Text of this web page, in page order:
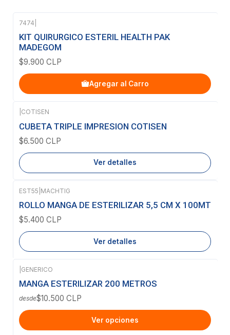
7474
KIT QUIRURGICO ESTERIL HEALTH PAK
MADEGOM
$9.900 CLP
Agregar al Carro
Agotado
COTISEN
CUBETA TRIPLE IMPRESION COTISEN
$6.500 CLP
Ver detalles
Agotado
EST55 MACHTIG
ROLLO MANGA DE ESTERILIZAR 5,5 CM X 100MT
$5.400 CLP
Ver detalles
GENERICO
MANGA ESTERILIZAR 200 METROS
desde$10.500 CLP
Ver opciones